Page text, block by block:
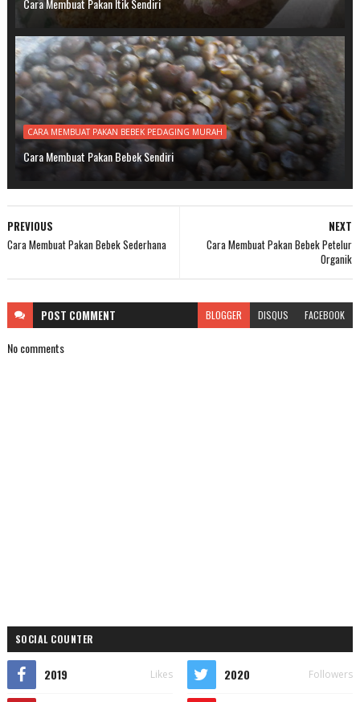
CARA MEMBUAT PAKAN BEBEK PEDAGING MURAH
Cara Membuat Pakan Bebek Sendiri
NEXT
Cara Membuat Pakan Bebek Petelur
Organik
PREVIOUS
Cara Membuat Pakan Bebek Sederhana
POST COMMENT BLOGGER DISQUS FACEBOOK
No comments
SOCIAL COUNTER
2019 Likes 2020 Followers